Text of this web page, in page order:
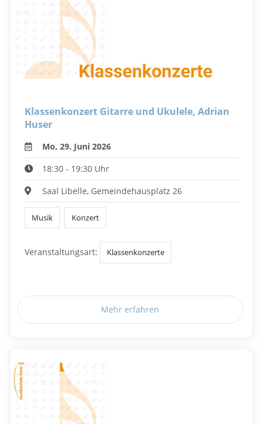
Klassenkonzert Gitarre und Ukulele, Adrian
Huser
Mo, 29. Juni 2026
18:30 - 19:30 Uhr
Saal Libelle, Gemeindehausplatz 26
Musik Konzert
Veranstaltungsart: Klassenkonzerte
Mehr erfahren